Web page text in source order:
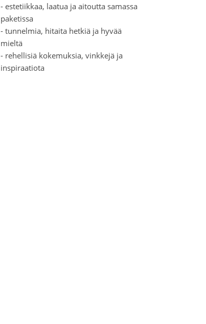
- estetiikkaa, laatua ja aitoutta samassa
paketissa
- tunnelmia, hitaita hetkiä ja hyvää
mieltä
- rehellisiä kokemuksia, vinkkejä ja
inspiraatiota